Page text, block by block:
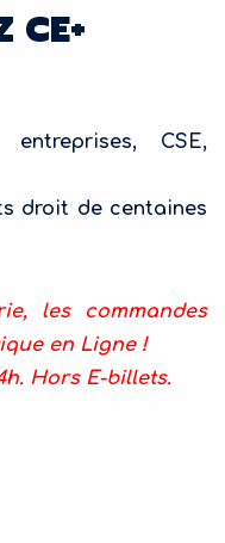
CE+
CSE,
droit de centaines
les commandes
en Ligne !
Hors E-billets.